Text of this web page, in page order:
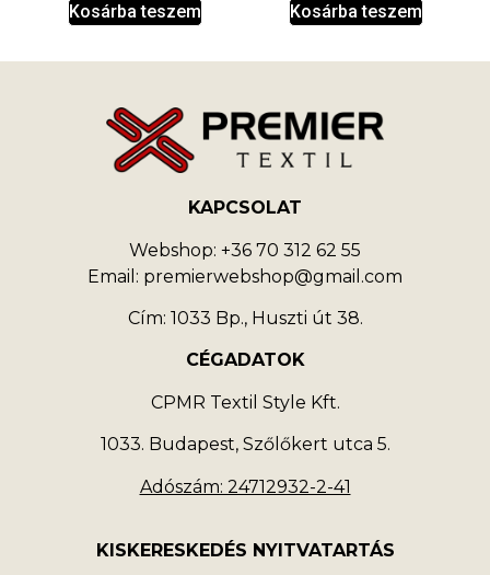
Kosárba teszem Kosárba teszem
KAPCSOLAT
Webshop: +36 70 312 62 55
Email: premierwebshop@gmail.com
Cím: 1033 Bp., Huszti út 38.
CÉGADATOK
CPMR Textil Style Kft.
1033. Budapest, Szőlőkert utca 5.
Adószám: 24712932-2-41
KISKERESKEDÉS NYITVATARTÁS